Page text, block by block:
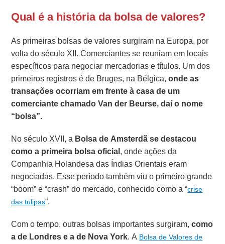
Qual é a história da bolsa de valores?
As primeiras bolsas de valores surgiram na Europa, por
volta do século XII. Comerciantes se reuniam em locais
específicos para negociar mercadorias e títulos. Um dos
primeiros registros é de Bruges, na Bélgica,onde as
transações ocorriam em frente à casa de um
comerciante chamado Van der Beurse, daí o nome
“bolsa”.
No século XVII, a Bolsa de Amsterdã se destacou
como a primeira bolsa oficial, onde ações da
Companhia Holandesa das Índias Orientais eram
negociadas. Esse período também viu o primeiro grande
“boom” e “crash” do mercado, conhecido como a “crise
das tulipas“.
Com o tempo, outras bolsas importantes surgiram,como
a de Londres e a de Nova York. A Bolsa de Valores de